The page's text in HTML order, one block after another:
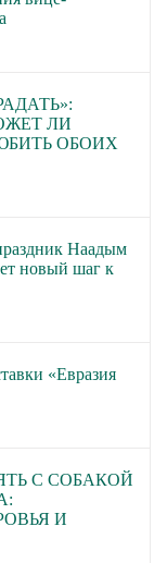
ЛИ
ОБОИХ
Наадым
новый шаг к
«Евразия
С СОБАКОЙ
И